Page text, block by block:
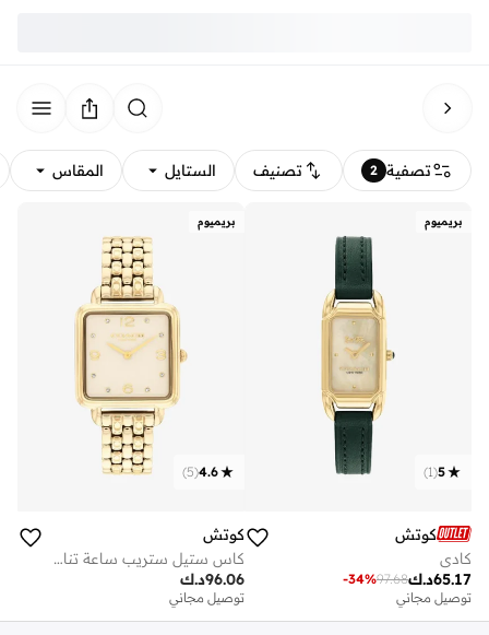
تصفية 2 تصنيف الستايل المقاس
بريميوم
5
(
1
)
كوتش
كادي
د.ك65.17
97.68
-34%
توصيل مجاني
بريميوم
4.6
(
5
)
كوتش
كاس ستيل ستريب ساعة تناظرية
د.ك96.06
توصيل مجاني